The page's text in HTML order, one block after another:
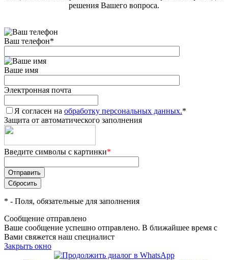
решения Вашего вопроса.
Ваш телефон*
Ваше имя
Электронная почта
Я согласен на обработку персональных данных.*
Защита от автоматического заполнения
Введите символы с картинки*
* - Поля, обязательные для заполнения
Сообщение отправлено
Ваше сообщение успешно отправлено. В ближайшее время с
Вами свяжется наш специалист
Закрыть окно